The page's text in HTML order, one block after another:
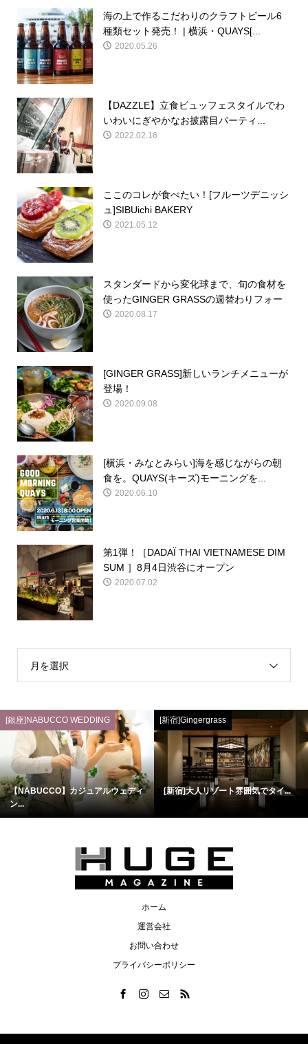
海の上で作るこだわりのクラフトビール6
種類セット発売！ | 横浜・QUAYS[...
2020.05.26
【DAZZLE】立食ビュッフェスタイルでわ
いわいにぎやかなお披露目パーティ...
2022.02.16
ここのコレが食べたい！[フルーツデニッシ
ュ]SIBUichi BAKERY
2021.05.12
スタンダードから変化球まで、旬の食材を
使ったGINGER GRASSの週替わりフォー
2020.08.17
[GINGER GRASS]新しいランチメニューが
登場！
2020.09.08
[横浜・みなとみらい]海を感じながらの朝
食を。QUAYS(キーズ)モーニングを...
2020.06.10
第1弾！［DADAÏ THAI VIETNAMESE DIM
SUM ］8月4日渋谷にオープン
2020.07.02
月を選択
[銀座]NABUCCO WEDDING
【NABUCCO】カジュアルウェディ
ン...
[新宿]Gingergrass
[新宿]大人リゾート雰囲気でタイ...
ホーム
運営会社
お問い合わせ
プライバシーポリシー